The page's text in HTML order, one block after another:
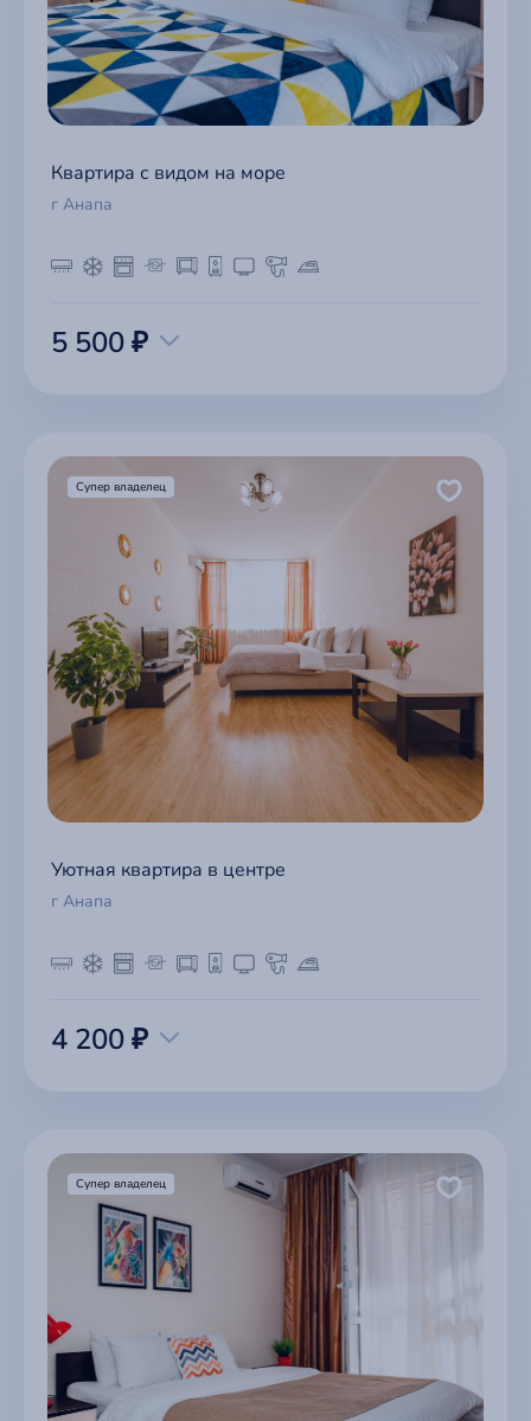
Квартира с видом на море
г Анапа
5 500 ₽
Супер владелец
Уютная квартира в центре
г Анапа
4 200 ₽
Супер владелец